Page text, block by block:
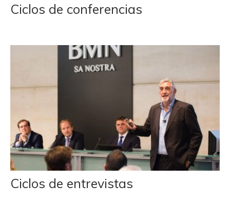
Ciclos de conferencias
Ciclos de entrevistas